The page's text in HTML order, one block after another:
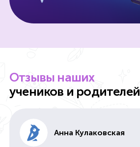
Отзывы наших
учеников и родителей
Анна Кулаковская